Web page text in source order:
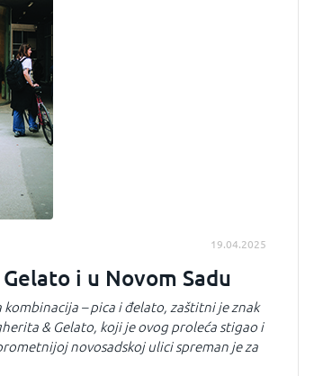
19.04.2025
i u Novom Sadu
– pica i đelato, zaštitni je znak
& Gelato, koji je ovog proleća stigao i
novosadskoj ulici spreman je za